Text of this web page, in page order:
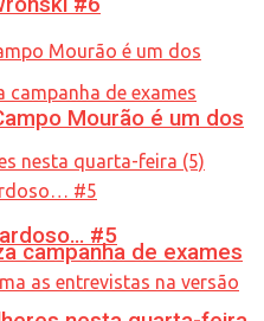
campanha de exames
Mourão é um dos
#5